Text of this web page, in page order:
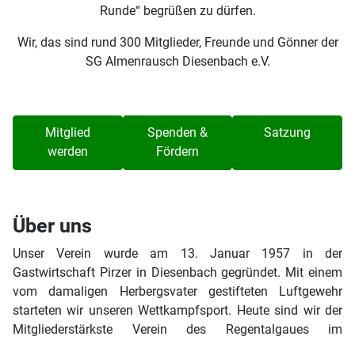
Runde“ begrüßen zu dürfen.
Wir, das sind rund 300 Mitglieder, Freunde und Gönner der
SG Almenrausch Diesenbach e.V.
Mitglied
werden
Spenden &
Fördern
Satzung
Über uns
Unser Verein wurde am 13. Januar 1957 in der
Gastwirtschaft Pirzer in Diesenbach gegründet. Mit einem
vom damaligen Herbergsvater gestifteten Luftgewehr
starteten wir unseren Wettkampfsport. Heute sind wir der
Mitgliederstärkste Verein des Regentalgaues im